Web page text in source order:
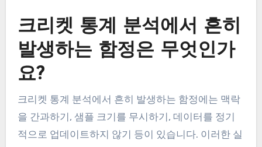
크리켓 통계 분석에서 흔히
발생하는 함정은 무엇인가
요?
크리켓 통계 분석에서 흔히 발생하는 함정에는 맥락
을 간과하기, 샘플 크기를 무시하기, 데이터를 정기
적으로 업데이트하지 않기 등이 있습니다. 이러한 실